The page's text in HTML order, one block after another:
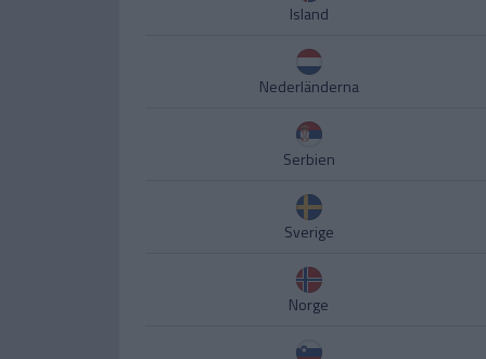
Island
Nederländerna
Serbien
Sverige
Norge